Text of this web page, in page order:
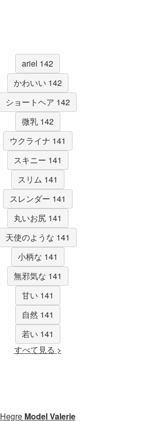
ariel 142
かわいい 142
ショートヘア 142
微乳 142
ウクライナ 141
スキニー 141
スリム 141
スレンダー 141
丸いお尻 141
天使のような 141
小柄な 141
無邪気な 141
甘い 141
自然 141
若い 141
すべて見る >
Hegre Model Valerie